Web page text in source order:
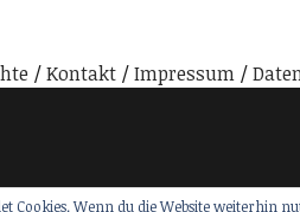
Kontakt Impressum
Cookies. Wenn du die Website weiterhin